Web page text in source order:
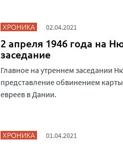
ХРОНИКА 02.04.2021
2 апреля 1946 года на
заседание
Главное на утреннем заседании
представление обвинением
евреев в Дании.
ХРОНИКА 01.04.2021